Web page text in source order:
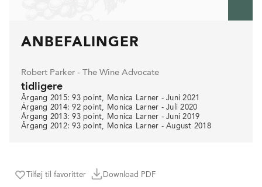
Tilføj til favoritter Download PDF
ANBEFALINGER
Robert Parker - The Wine Advocate
tidligere
Årgang 2015: 93 point, Monica Larner - Juni 2021
Årgang 2014: 92 point, Monica Larner - Juli 2020
Årgang 2013: 93 point, Monica Larner - Juni 2019
Årgang 2012: 93 point, Monica Larner - August 2018